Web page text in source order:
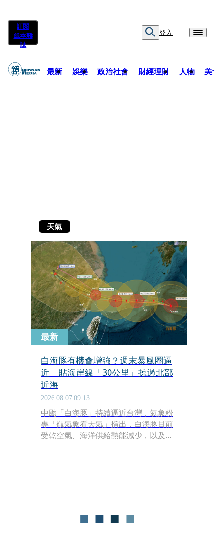
訂閱
紙本雜
誌
登入
最新 娛樂 政治社會 財經理財 人物 美
天氣
最新
白海豚有機會增強？週末暴風圈逼
近 貼海岸線「30公里」掠過北部
近海
2026.08.07 09:13
中颱「白海豚」持續逼近台灣，氣象粉
專「觀氣象看天氣」指出，白海豚目前
受乾空氣、海洋供給熱能減少，以及正